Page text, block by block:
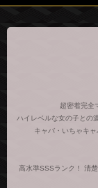
超密着完全
ハイレベルな女の子との
キャバ・いちゃキ
高水準SSSランク！ 清